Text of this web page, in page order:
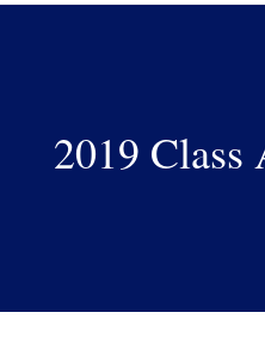
2019 Class